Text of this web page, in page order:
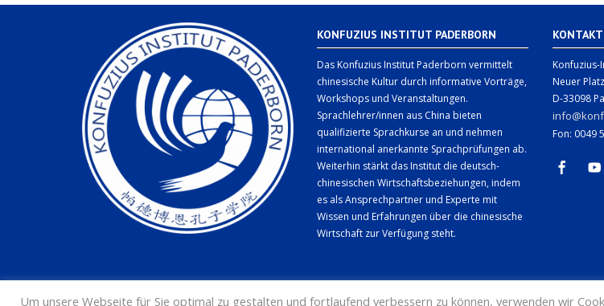
KONFUZIUS INSTITUT PADERBORN
Das Konfuzius Institut Paderborn vermittelt
chinesische Kultur durch informative Vorträge,
Workshops und Veranstaltungen.
Sprachlehrer/innen aus China bieten
qualifizierte Sprachkurse an und nehmen
international anerkannte Sprachprüfungen ab.
Weiterhin stärkt das Institut die deutsch-
chinesischen Wirtschaftsbeziehungen, indem
es als Ansprechpartner und Experte mit
Wissen und Erfahrungen über die chinesische
Wirtschaft zur Verfügung steht.
KONTAKT
Neuer
D-33098
Fon: 0049
Um unsere Webseite für Sie optimal zu gestalten und fortlaufend verbessern zu können, verwenden wir